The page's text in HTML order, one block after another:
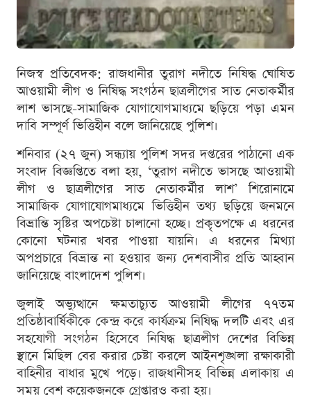
নিজস্ব প্রতিবেদক: রাজধানীর তুরাগ নদীতে নিষিদ্ধ ঘোষিত
আওয়ামী লীগ ও নিষিদ্ধ সংগঠন ছাত্রলীগের সাত নেতাকর্মীর
লাশ ভাসছে-সামাজিক যোগাযোগমাধ্যমে ছড়িয়ে পড়া এমন
দাবি সম্পূর্ণ ভিত্তিহীন বলে জানিয়েছে পুলিশ।
শনিবার (২৭ জুন) সন্ধ্যায় পুলিশ সদর দপ্তরের পাঠানো এক
সংবাদ বিজ্ঞপ্তিতে বলা হয়, ‘তুরাগ নদীতে ভাসছে আওয়ামী
লীগ ও ছাত্রলীগের সাত নেতাকর্মীর লাশ’ শিরোনামে
সামাজিক যোগাযোগমাধ্যমে ভিত্তিহীন তথ্য ছড়িয়ে জনমনে
বিভ্রান্তি সৃষ্টির অপচেষ্টা চালানো হচ্ছে। প্রকৃতপক্ষে এ ধরনের
কোনো ঘটনার খবর পাওয়া যায়নি। এ ধরনের মিথ্যা
অপপ্রচারে বিভ্রান্ত না হওয়ার জন্য দেশবাসীর প্রতি আহ্বান
জানিয়েছে বাংলাদেশ পুলিশ।
জুলাই অভ্যুত্থানে ক্ষমতাচ্যুত আওয়ামী লীগের ৭৭তম
প্রতিষ্ঠাবার্ষিকীকে কেন্দ্র করে কার্যক্রম নিষিদ্ধ দলটি এবং এর
সহযোগী সংগঠন হিসেবে নিষিদ্ধ ছাত্রলীগ দেশের বিভিন্ন
স্থানে মিছিল বের করার চেষ্টা করলে আইনশৃঙ্খলা রক্ষাকারী
বাহিনীর বাধার মুখে পড়ে। রাজধানীসহ বিভিন্ন এলাকায় এ
সময় বেশ কয়েকজনকে গ্রেপ্তারও করা হয়।